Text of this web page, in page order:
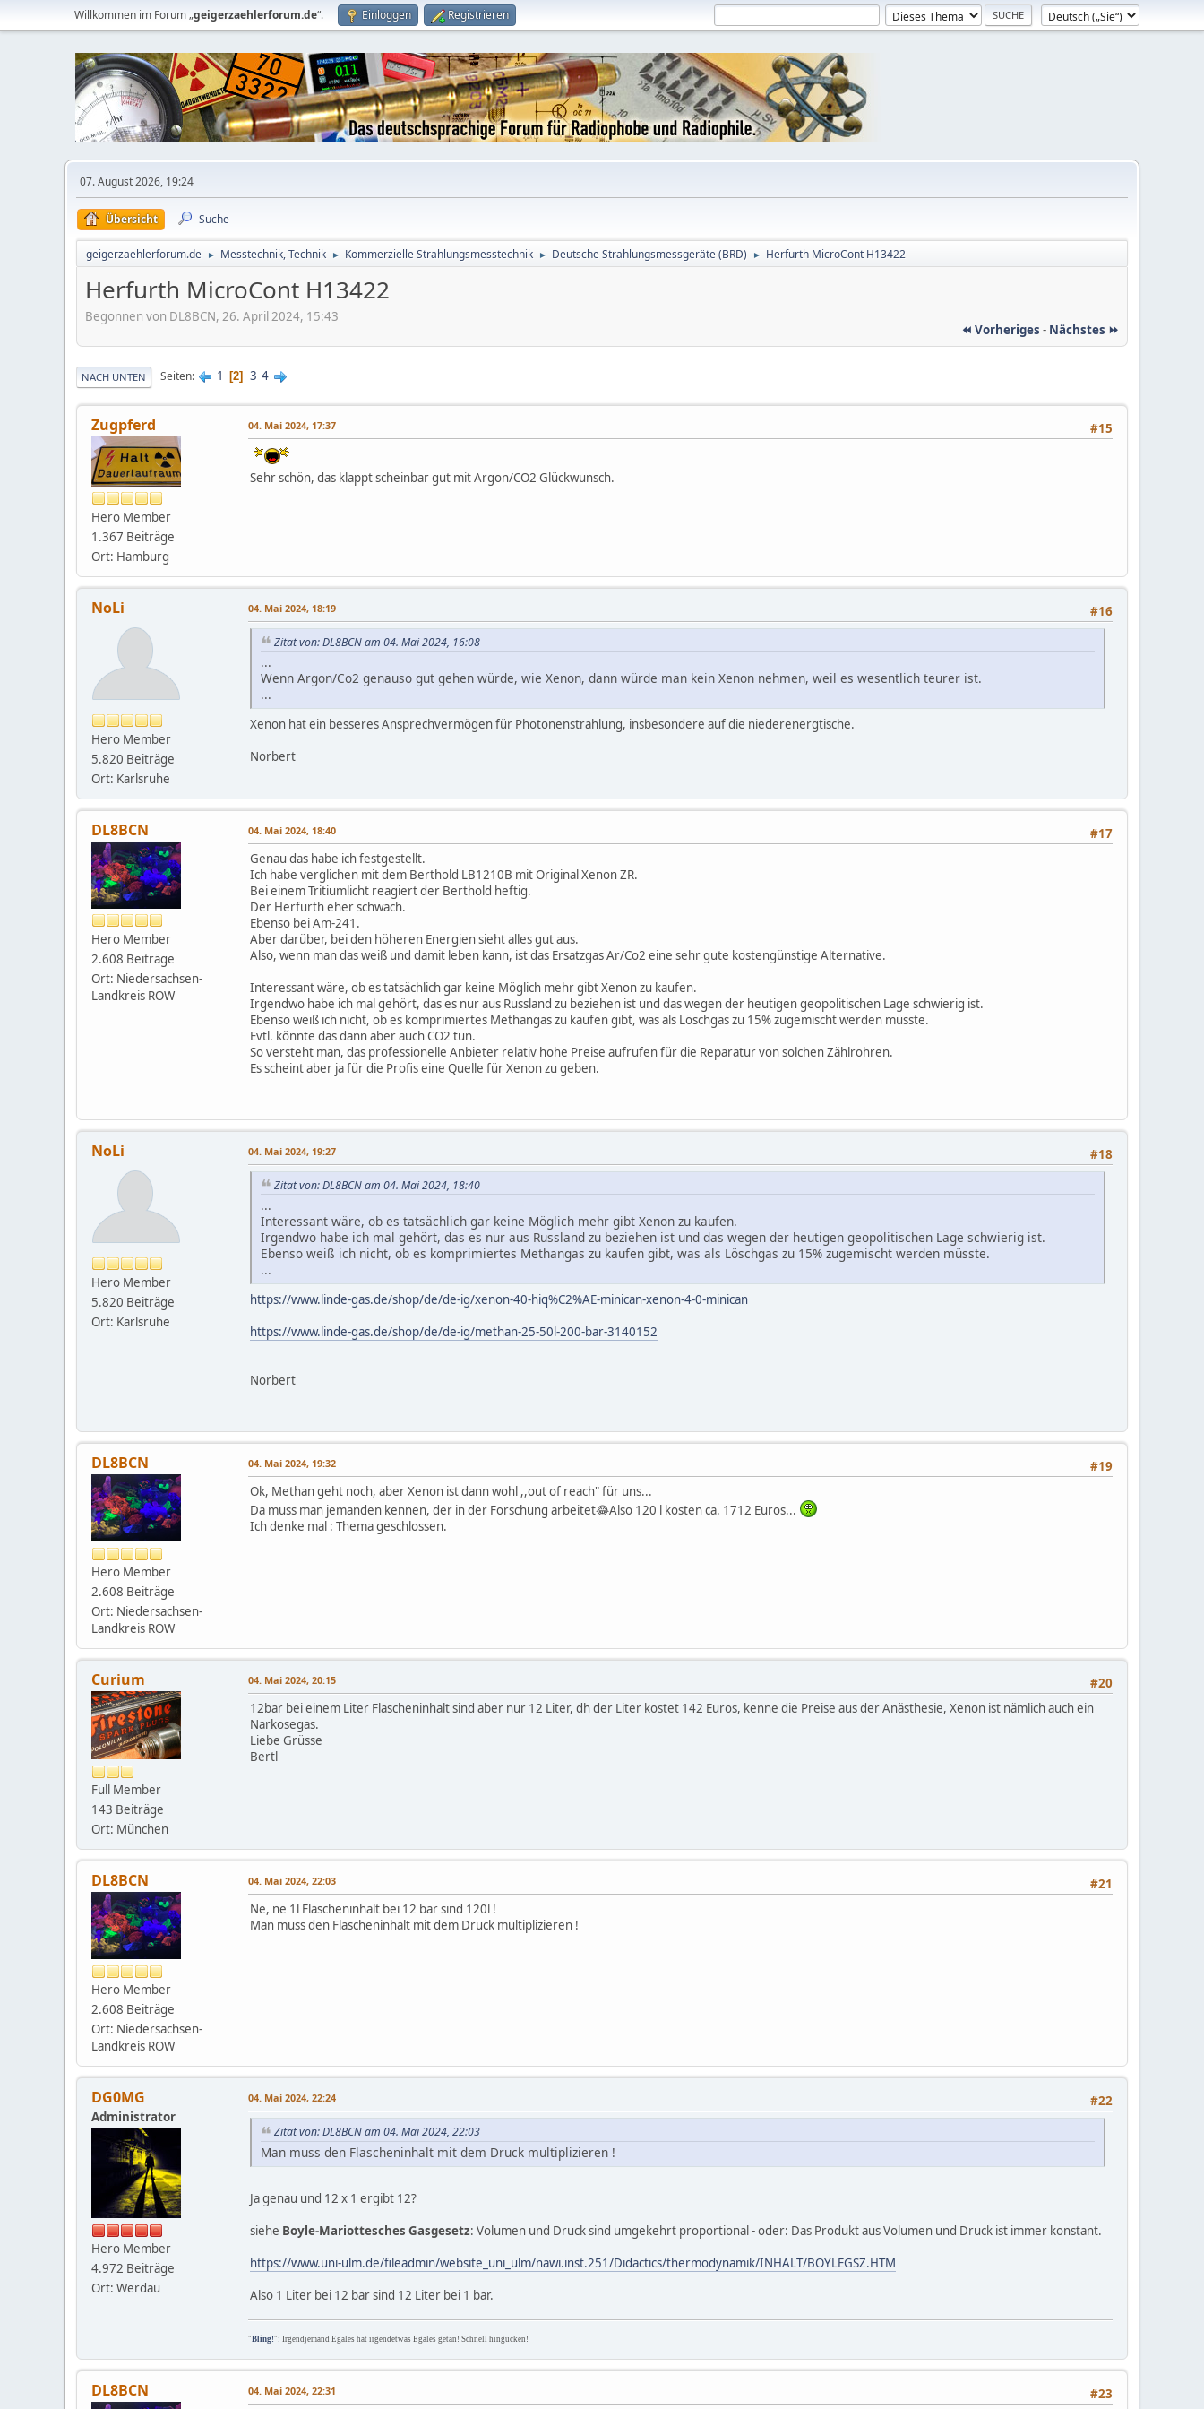
Willkommen im Forum „geigerzaehlerforum.de“. Einloggen Registrieren
07. August 2026, 19:24
Übersicht Suche
geigerzaehlerforum.de ► Messtechnik, Technik ► Kommerzielle Strahlungsmesstechnik ► Deutsche Strahlungsmessgeräte (BRD) ► Herfurth MicroCont H13422
Herfurth MicroCont H13422
Begonnen von DL8BCN, 26. April 2024, 15:43
⏪ Vorheriges - Nächstes ⏩
NACH UNTEN Seiten 1 2 3 4
Zugpferd
Hero Member
1.367 Beiträge
Ort: Hamburg
#15
04. Mai 2024, 17:37
Sehr schön, das klappt scheinbar gut mit Argon/CO2 Glückwunsch.
NoLi
Hero Member
5.820 Beiträge
Ort: Karlsruhe
#16
04. Mai 2024, 18:19
Zitat von: DL8BCN am 04. Mai 2024, 16:08
...
Wenn Argon/Co2 genauso gut gehen würde, wie Xenon, dann würde man kein Xenon nehmen, weil es wesentlich teurer ist.
...
Xenon hat ein besseres Ansprechvermögen für Photonenstrahlung, insbesondere auf die niederenergtische.
Norbert
DL8BCN
Hero Member
2.608 Beiträge
Ort: Niedersachsen-
Landkreis ROW
#17
04. Mai 2024, 18:40
Genau das habe ich festgestellt.
Ich habe verglichen mit dem Berthold LB1210B mit Original Xenon ZR.
Bei einem Tritiumlicht reagiert der Berthold heftig.
Der Herfurth eher schwach.
Ebenso bei Am-241.
Aber darüber, bei den höheren Energien sieht alles gut aus.
Also, wenn man das weiß und damit leben kann, ist das Ersatzgas Ar/Co2 eine sehr gute kostengünstige Alternative.
Interessant wäre, ob es tatsächlich gar keine Möglich mehr gibt Xenon zu kaufen.
Irgendwo habe ich mal gehört, das es nur aus Russland zu beziehen ist und das wegen der heutigen geopolitischen Lage schwierig ist.
Ebenso weiß ich nicht, ob es komprimiertes Methangas zu kaufen gibt, was als Löschgas zu 15% zugemischt werden müsste.
Evtl. könnte das dann aber auch CO2 tun.
So versteht man, das professionelle Anbieter relativ hohe Preise aufrufen für die Reparatur von solchen Zählrohren.
Es scheint aber ja für die Profis eine Quelle für Xenon zu geben.
NoLi
Hero Member
5.820 Beiträge
Ort: Karlsruhe
#18
04. Mai 2024, 19:27
Zitat von: DL8BCN am 04. Mai 2024, 18:40
...
Interessant wäre, ob es tatsächlich gar keine Möglich mehr gibt Xenon zu kaufen.
Irgendwo habe ich mal gehört, das es nur aus Russland zu beziehen ist und das wegen der heutigen geopolitischen Lage schwierig ist.
Ebenso weiß ich nicht, ob es komprimiertes Methangas zu kaufen gibt, was als Löschgas zu 15% zugemischt werden müsste.
...
https://www.linde-gas.de/shop/de/de-ig/xenon-40-hiq%C2%AE-minican-xenon-4-0-minican
https://www.linde-gas.de/shop/de/de-ig/methan-25-50l-200-bar-3140152
Norbert
DL8BCN
Hero Member
2.608 Beiträge
Ort: Niedersachsen-
Landkreis ROW
#19
04. Mai 2024, 19:32
Ok, Methan geht noch, aber Xenon ist dann wohl ,,out of reach" für uns...
Da muss man jemanden kennen, der in der Forschung arbeitet😂Also 120 l kosten ca. 1712 Euros...
Ich denke mal : Thema geschlossen.
Curium
Full Member
143 Beiträge
Ort: München
#20
04. Mai 2024, 20:15
12bar bei einem Liter Flascheninhalt sind aber nur 12 Liter, dh der Liter kostet 142 Euros, kenne die Preise aus der Anästhesie, Xenon ist nämlich auch ein
Narkosegas.
Liebe Grüsse
Bertl
DL8BCN
Hero Member
2.608 Beiträge
Ort: Niedersachsen-
Landkreis ROW
#21
04. Mai 2024, 22:03
Ne, ne 1l Flascheninhalt bei 12 bar sind 120l !
Man muss den Flascheninhalt mit dem Druck multiplizieren !
DG0MG
Administrator
Hero Member
4.972 Beiträge
Ort: Werdau
#22
04. Mai 2024, 22:24
Zitat von: DL8BCN am 04. Mai 2024, 22:03
Man muss den Flascheninhalt mit dem Druck multiplizieren !
Ja genau und 12 x 1 ergibt 12?
siehe Boyle-Mariottesches Gasgesetz: Volumen und Druck sind umgekehrt proportional - oder: Das Produkt aus Volumen und Druck ist immer konstant.
https://www.uni-ulm.de/fileadmin/website_uni_ulm/nawi.inst.251/Didactics/thermodynamik/INHALT/BOYLEGSZ.HTM
Also 1 Liter bei 12 bar sind 12 Liter bei 1 bar.
"Bling!": Irgendjemand Egales hat irgendetwas Egales getan! Schnell hingucken!
DL8BCN #23
04. Mai 2024, 22:31